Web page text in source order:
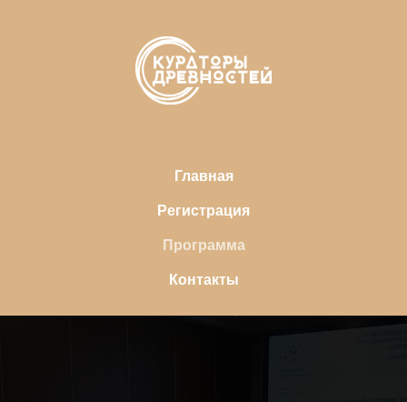
Главная
Регистрация
Программа
Контакты